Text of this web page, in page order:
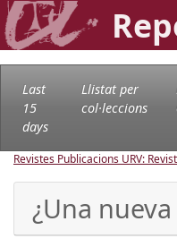
Last
15
days
Llistat per
col·leccions
Revistes Publicacions URV:
¿Una